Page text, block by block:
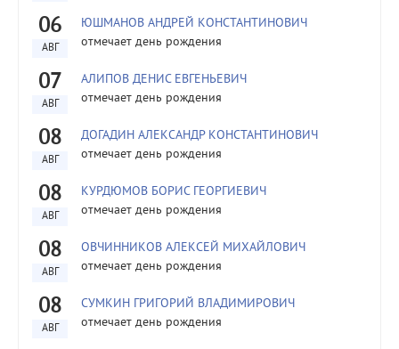
06
АВГ
ЮШМАНОВ АНДРЕЙ КОНСТАНТИНОВИЧ
отмечает день рождения
07
АВГ
АЛИПОВ ДЕНИС ЕВГЕНЬЕВИЧ
отмечает день рождения
08
АВГ
ДОГАДИН АЛЕКСАНДР КОНСТАНТИНОВИЧ
отмечает день рождения
08
АВГ
КУРДЮМОВ БОРИС ГЕОРГИЕВИЧ
отмечает день рождения
08
АВГ
ОВЧИННИКОВ АЛЕКСЕЙ МИХАЙЛОВИЧ
отмечает день рождения
08
АВГ
СУМКИН ГРИГОРИЙ ВЛАДИМИРОВИЧ
отмечает день рождения